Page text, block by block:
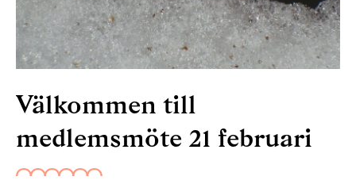
Välkommen till
medlemsmöte 21 februari